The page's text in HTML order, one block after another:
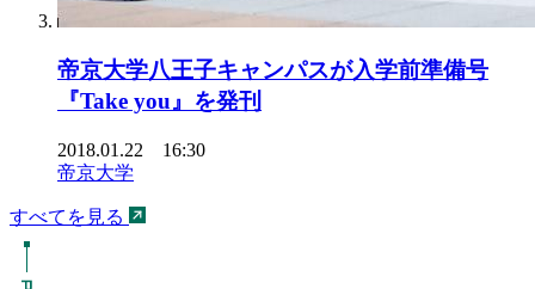
帝京大学八王子キャンパスが入学前準備号
『Take you』を発刊
2018.01.22 16:30
帝京大学
すべてを見る